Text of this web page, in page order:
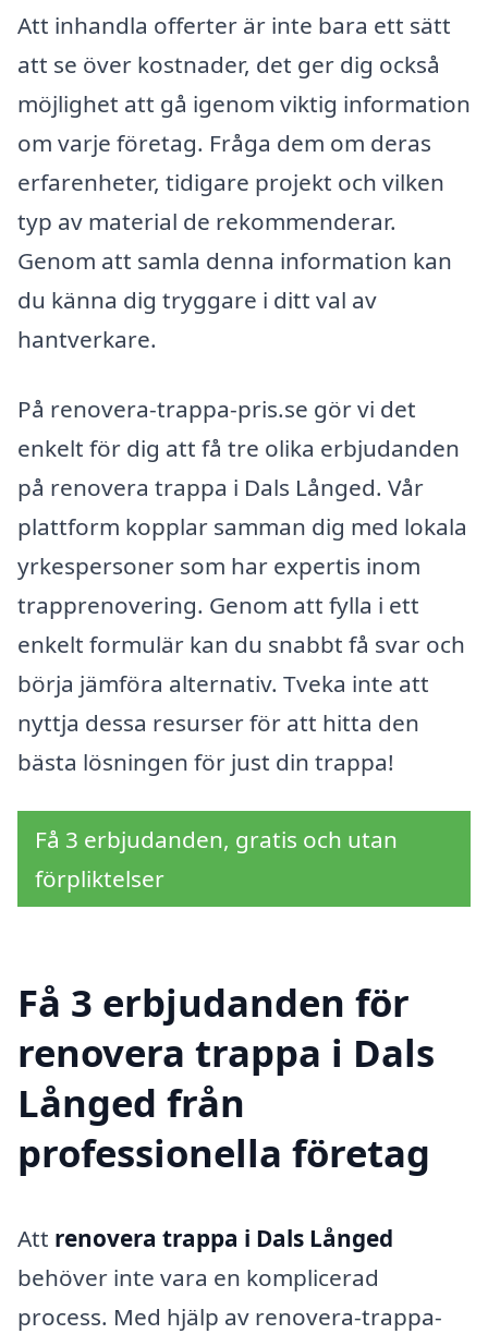
Att inhandla offerter är inte bara ett sätt
att se över kostnader, det ger dig också
möjlighet att gå igenom viktig information
om varje företag. Fråga dem om deras
erfarenheter, tidigare projekt och vilken
typ av material de rekommenderar.
Genom att samla denna information kan
du känna dig tryggare i ditt val av
hantverkare.
På renovera-trappa-pris.se gör vi det
enkelt för dig att få tre olika erbjudanden
på renovera trappa i Dals Långed. Vår
plattform kopplar samman dig med lokala
yrkespersoner som har expertis inom
trapprenovering. Genom att fylla i ett
enkelt formulär kan du snabbt få svar och
börja jämföra alternativ. Tveka inte att
nyttja dessa resurser för att hitta den
bästa lösningen för just din trappa!
Få 3 erbjudanden, gratis och utan
förpliktelser
Få 3 erbjudanden för
renovera trappa i Dals
Långed från
professionella företag
Att renovera trappa i Dals Långed
behöver inte vara en komplicerad
process. Med hjälp av renovera-trappa-